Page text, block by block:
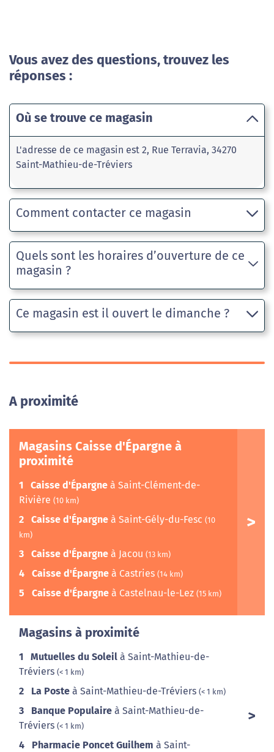
Vous avez des questions, trouvez les
réponses :
Où se trouve ce magasin
L'adresse de ce magasin est 2, Rue Terravia, 34270
Saint-Mathieu-de-Tréviers
Comment contacter ce magasin
Quels sont les horaires d’ouverture de ce
magasin ?
Ce magasin est il ouvert le dimanche ?
A proximité
Magasins Caisse d'Épargne à
proximité
1 Caisse d'Épargne à Saint-Clément-de-
Rivière (10 km)
2 Caisse d'Épargne à Saint-Gély-du-Fesc (10
km)
3 Caisse d'Épargne à Jacou (13 km)
4 Caisse d'Épargne à Castries (14 km)
5 Caisse d'Épargne à Castelnau-le-Lez (15 km)
Magasins à proximité
1 Mutuelles du Soleil à Saint-Mathieu-de-
Tréviers (< 1 km)
2 La Poste à Saint-Mathieu-de-Tréviers (< 1 km)
3 Banque Populaire à Saint-Mathieu-de-
Tréviers (< 1 km)
4 Pharmacie Poncet Guilhem à Saint-